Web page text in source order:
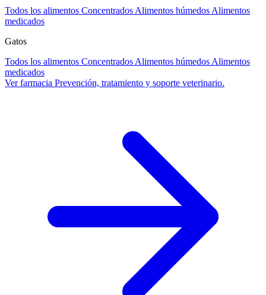
Todos los alimentos Concentrados Alimentos húmedos Alimentos
medicados
Gatos
Todos los alimentos Concentrados Alimentos húmedos Alimentos
medicados
Ver farmacia Prevención, tratamiento y soporte veterinario.